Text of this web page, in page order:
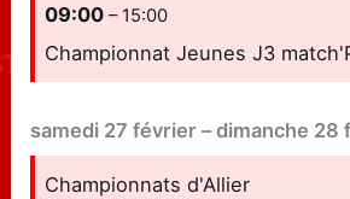
09:00– 15:00
Championnat Jeunes J3
samedi 27 février –dimanche 28
Championnats d'Allier